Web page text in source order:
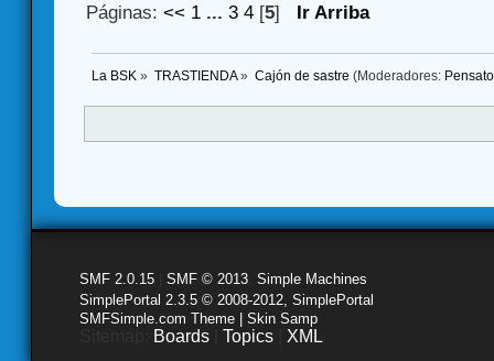
Páginas:<< 1 ...3 4 [5] Ir Arriba
La BSK » TRASTIENDA» Cajón de sastre (Moderadores:
SMF 2.0.15 SMF © 2013 Simple Machines
SimplePortal 2.3.5 © 2008-2012, SimplePortal
SMFSimple.com Theme | Skin Samp
Boards Topics XML